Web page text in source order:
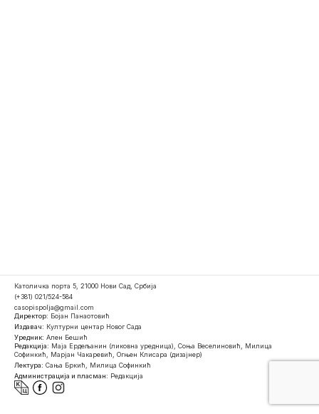
Католичка порта 5, 21000 Нови Сад, Србија
(+381) 021/524-584
casopispolja@gmail.com
Директор: Бојан Панаотовић
Издавач: Културни центар Новог Сада
Уредник: Ален Бешић
Редакција: Маја Ердељанин (ликовна уредница), Соња Веселиновић, Милица
Софинкић, Марјан Чакаревић, Огњен Клисара (дизајнер)
Лектура: Сања Бркић, Милица Софинкић
Администрација и пласман: Редакција